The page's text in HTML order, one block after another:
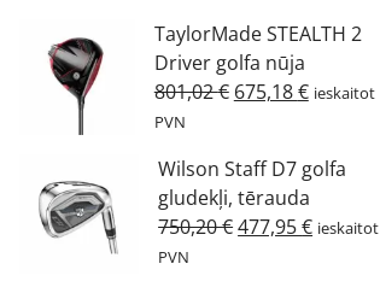
TaylorMade STEALTH 2
Driver golfa nūja
801,02€ Original
801,02 €.
675,18€Current
675,18 €.
ieskaitot
PVN
Wilson Staff D7 golfa
gludekļi, tērauda
750,20€Original
477,95€Current
ieskaitot
PVN